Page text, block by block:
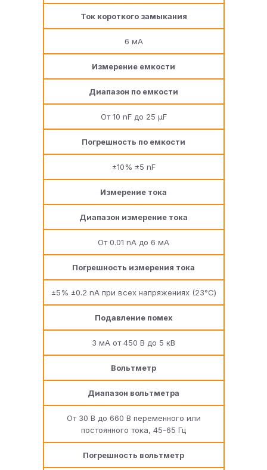
Ток короткого замыкания
6 мА
Измерение емкости
Диапазон по емкости
От 10 nF до 25 μF
Погрешность по емкости
±10% ±5 nF
Измерение тока
Диапазон измерение тока
От 0.01 nA до 6 мA
Погрешность измерения тока
±5% ±0.2 nA при всех напряжениях (23°C)
Подавление помех
3 мА от 450 В до 5 кВ
Вольтметр
Диапазон вольтметра
От 30 В до 660 В переменного или
постоянного тока, 45-65 Гц
Погрешность вольтметр